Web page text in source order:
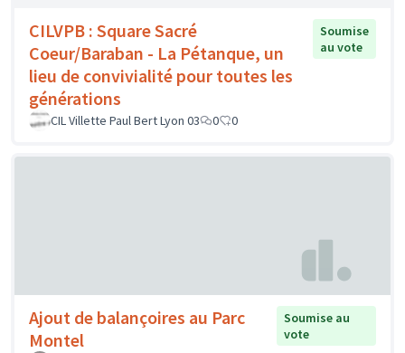
CILVPB : Square Sacré
Coeur/Baraban - La Pétanque, un
lieu de convivialité pour toutes les
générations
Soumise
au vote
CIL Villette Paul Bert Lyon 03 0 0
Ajout de balançoires au Parc
Montel
Soumise au
vote